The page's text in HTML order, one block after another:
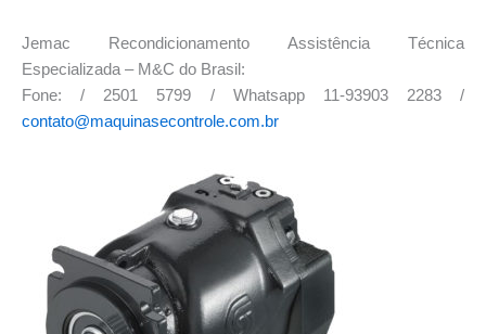
Jemac Recondicionamento Assistência Técnica
Especializada – M&C do Brasil:
Fone: / 2501 5799 / Whatsapp 11-93903 2283 /
contato@maquinasecontrole.com.br